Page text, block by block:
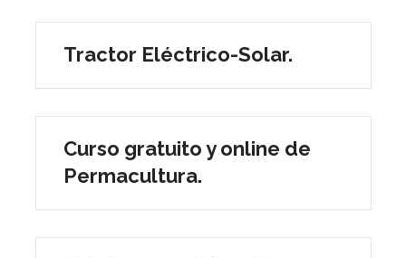
Tractor Eléctrico-Solar.
Curso gratuito y online de
Permacultura.